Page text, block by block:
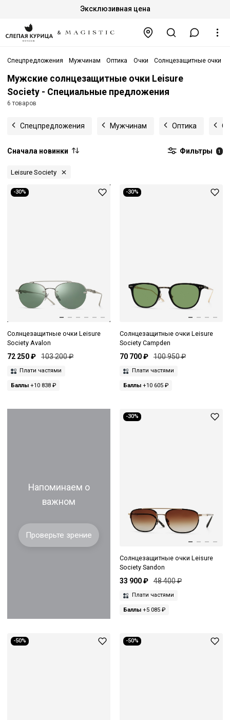
Эксклюзивная цена
Спецпредложения Мужчинам Оптика Очки Солнцезащитные очки
Мужские солнцезащитные очки Leisure
Society - Специальные предложения
6 товаров
Спецпредложения Мужчинам Оптика
Сначала новинки Фильтры 1
Leisure Society
-30%
Солнцезащитные очки Leisure
Society Avalon
72 250 ₽ 103 200 ₽
Плати частями
Баллы +10 838 ₽
-30%
Солнцезащитные очки Leisure
Society Campden
70 700 ₽ 100 950 ₽
Плати частями
Баллы+10 605 ₽
Напоминаем о
важном
Проверьте зрение
-30%
Солнцезащитные очки Leisure
Society Sandon
33 900 ₽ 48 400 ₽
Плати частями
Баллы+5 085 ₽
-50% -50%